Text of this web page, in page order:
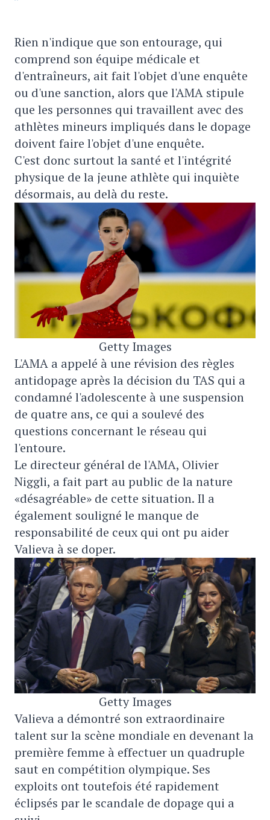
Rien n'indique que son entourage, qui
comprend son équipe médicale et
d'entraîneurs, ait fait l'objet d'une enquête
ou d'une sanction, alors que l'AMA stipule
que les personnes qui travaillent avec des
athlètes mineurs impliqués dans le dopage
doivent faire l'objet d'une enquête.
C'est donc surtout la santé et l'intégrité
physique de la jeune athlète qui inquiète
désormais, au delà du reste.
Getty Images
L'AMA a appelé à une révision des règles
antidopage après la décision du TAS qui a
condamné l'adolescente à une suspension
de quatre ans, ce qui a soulevé des
questions concernant le réseau qui
l'entoure.
Le directeur général de l'AMA, Olivier
Niggli, a fait part au public de la nature
«désagréable» de cette situation. Il a
également souligné le manque de
responsabilité de ceux qui ont pu aider
Valieva à se doper.
Getty Images
Valieva a démontré son extraordinaire
talent sur la scène mondiale en devenant la
première femme à effectuer un quadruple
saut en compétition olympique. Ses
exploits ont toutefois été rapidement
éclipsés par le scandale de dopage qui a